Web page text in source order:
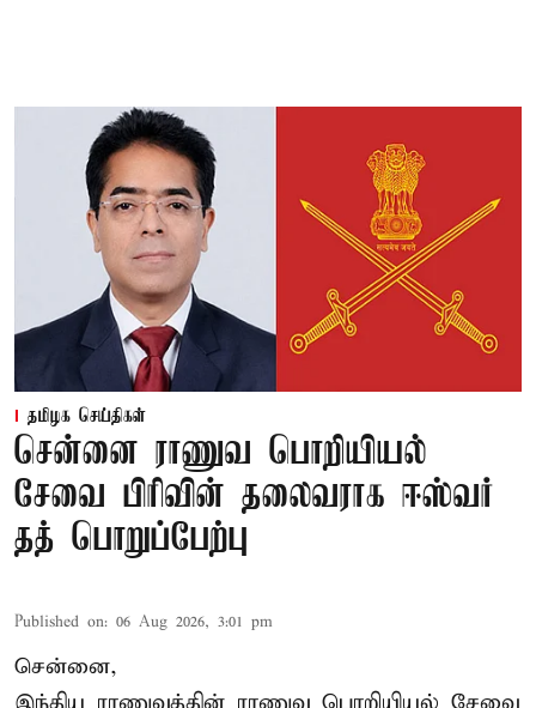
தமிழக செய்திகள்
சென்னை ராணுவ பொறியியல்
சேவை பிரிவின் தலைவராக ஈஸ்வர்
தத் பொறுப்பேற்பு
Published on: 06 Aug 2026, 3:01 pm
சென்னை,